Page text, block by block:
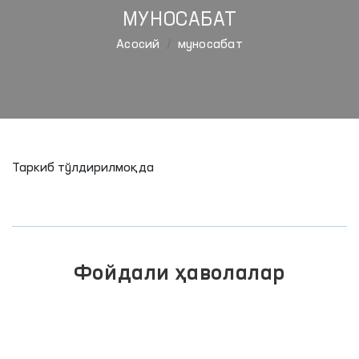
МУНОСАБАТ
Aсосий муносабат
Таркиб тўлдирилмоқда
Фойдали ҳаволалар